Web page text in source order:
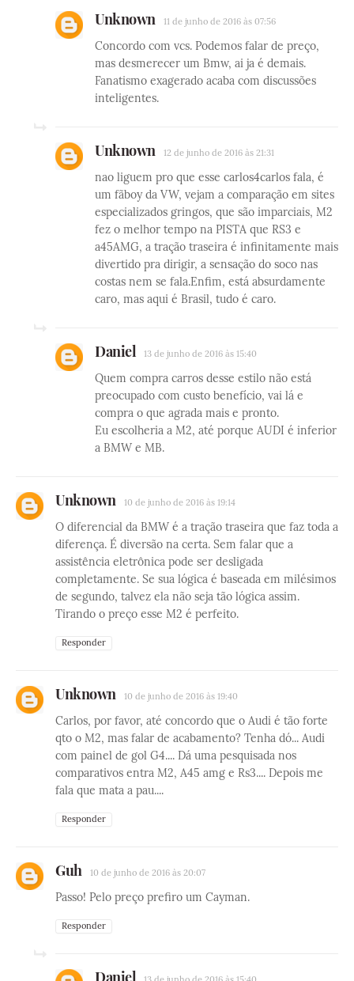
Unknown 11 de junho de 2016 às 07:56
Concordo com vcs. Podemos falar de preço,
mas desmerecer um Bmw, ai ja é demais.
Fanatismo exagerado acaba com discussões
inteligentes.
Unknown 12 de junho de 2016 às 21:31
nao liguem pro que esse carlos4carlos fala, é
um fãboy da VW, vejam a comparação em sites
especializados gringos, que são imparciais, M2
fez o melhor tempo na PISTA que RS3 e
a45AMG, a tração traseira é infinitamente mais
divertido pra dirigir, a sensação do soco nas
costas nem se fala.Enfim, está absurdamente
caro, mas aqui é Brasil, tudo é caro.
Daniel 13 de junho de 2016 às 15:40
Quem compra carros desse estilo não está
preocupado com custo benefício, vai lá e
compra o que agrada mais e pronto.
Eu escolheria a M2, até porque AUDI é inferior
a BMW e MB.
Unknown 10 de junho de 2016 às 19:14
O diferencial da BMW é a tração traseira que faz toda a
diferença. É diversão na certa. Sem falar que a
assistência eletrônica pode ser desligada
completamente. Se sua lógica é baseada em milésimos
de segundo, talvez ela não seja tão lógica assim.
Tirando o preço esse M2 é perfeito.
Responder
Unknown 10 de junho de 2016 às 19:40
Carlos, por favor, até concordo que o Audi é tão forte
qto o M2, mas falar de acabamento? Tenha dó... Audi
com painel de gol G4.... Dá uma pesquisada nos
comparativos entra M2, A45 amg e Rs3.... Depois me
fala que mata a pau....
Responder
Guh 10 de junho de 2016 às 20:07
Passo! Pelo preço prefiro um Cayman.
Responder